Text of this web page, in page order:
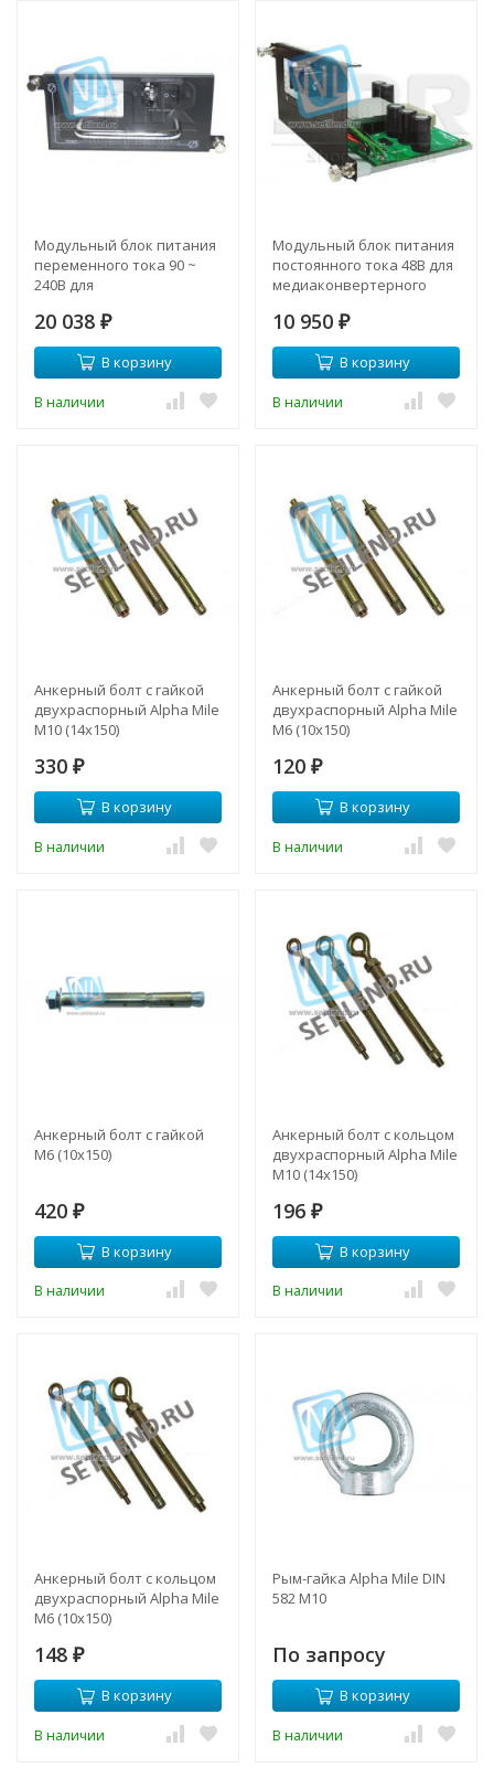
Модульный блок питания
переменного тока 90 ~
240В для
шасси SNR-CVT-CHASSIS-
10G
20 038 ₽
В корзину
В наличии
Модульный блок питания
постоянного тока 48В для
медиаконвертерного
10G
10 950 ₽
В корзину
В наличии
Анкерный болт с гайкой
двухраспорный Alpha Mile
М10 (14х150)
330 ₽
В корзину
В наличии
Анкерный болт с гайкой
двухраспорный Alpha Mile
М6 (10х150)
120 ₽
В корзину
В наличии
Анкерный болт с гайкой
М6 (10х150)
420 ₽
В корзину
В наличии
Анкерный болт с кольцом
двухраспорный Alpha Mile
М10 (14х150)
196 ₽
В корзину
В наличии
Анкерный болт с кольцом
двухраспорный Alpha Mile
М6 (10х150)
148 ₽
В корзину
В наличии
Рым-гайка Alpha Mile DIN
582 M10
По запросу
В корзину
В наличии